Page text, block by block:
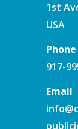
1st
USA
Phone
917-
Email